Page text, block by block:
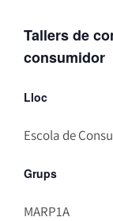
Tallers de
consumidor
Lloc
Escola de
Grups
MARP1A